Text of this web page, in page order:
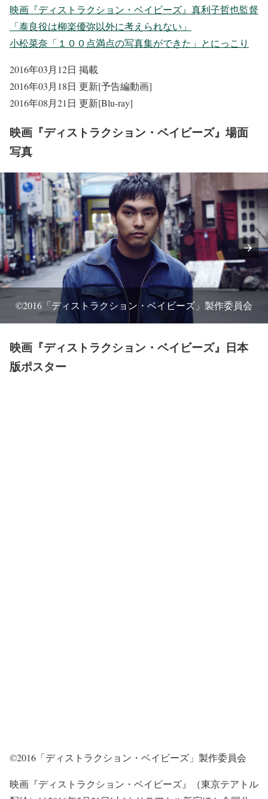
映画『ディストラクション・ベイビーズ』真利子哲也監督
「泰良役は柳楽優弥以外に考えられない」
小松菜奈「１００点満点の写真集ができた」とにっこり
2016年03月12日 掲載
2016年03月18日 更新[予告編動画]
2016年08月21日 更新[Blu-ray]
映画『ディストラクション・ベイビーズ』場面
写真
©2016「ディストラクション・ベイビーズ」製作委員会
映画『ディストラクション・ベイビーズ』日本
版ポスター
©2016「ディストラクション・ベイビーズ」製作委員会
映画『ディストラクション・ベイビーズ』（東京テアトル